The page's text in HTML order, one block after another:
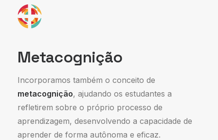
Metacognição
Incorporamos também o conceito de
metacognição, ajudando os estudantes a
refletirem sobre o próprio processo de
aprendizagem, desenvolvendo a capacidade de
aprender de forma autônoma e eficaz.